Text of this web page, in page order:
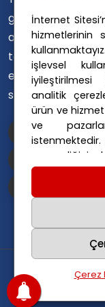
İnternet
hizmetlerinin
işlevsel
analitik
ürün ve hizmet
ve
vermediğiniz
Ayarlarınız
veGizlilik
Çerez
gündemini
ana dillerinde
takip
etmelerini
sağlıyoruz.
Copyright